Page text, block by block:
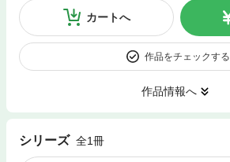
カートへ
作品をチェックする
作品情報へ
シリーズ 全1冊